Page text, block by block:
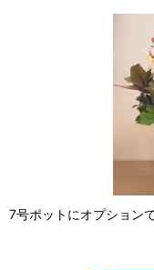
7号ポットにオプション